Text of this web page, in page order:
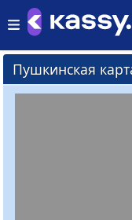
Пушкинская